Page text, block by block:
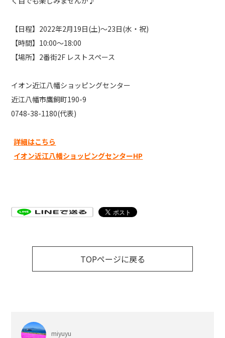
【日程】 2022年2月19日(土)～23日(水・祝)
【時間】 10:00～18:00
【場所】 2番街2F レストスペース
イオン近江八幡ショッピングセンター
近江八幡市鷹飼町190-9
0748-38-1180(代表)
詳細はこちら
イオン近江八幡ショッピングセンターHP
TOPページに戻る
miyuyu